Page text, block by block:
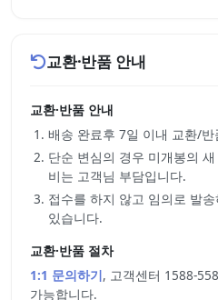
교환·반품 안내
교환·반품 안내
배송 완료후 7일 이내 교환/
단순 변심의 경우 미개봉의
비는 고객님 부담입니다.
접수를 하지 않고 임의로 발
있습니다.
교환·반품 절차
1:1 문의하기, 고객센터 1588-
가능합니다.